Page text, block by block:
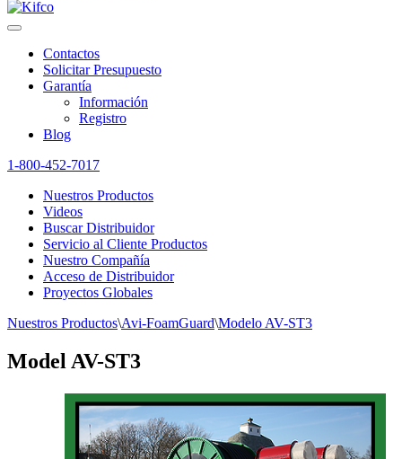
Contactos
Solicitar Presupuesto
Garantía
Información
Registro
Blog
1-800-452-7017
Nuestros Productos
Videos
Buscar Distribuidor
Servicio al Cliente Productos
Nuestro Compañía
Acceso de Distribuidor
Proyectos Globales
Nuestros Productos\Avi-FoamGuard\Modelo AV-ST3
Model AV-ST3